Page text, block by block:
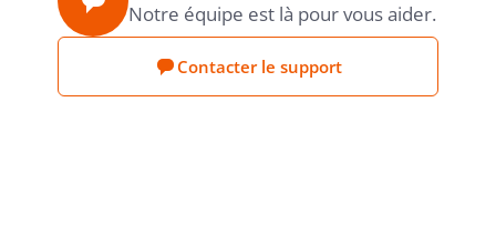
Notre équipe est là pour vous aider.
Contacter le support